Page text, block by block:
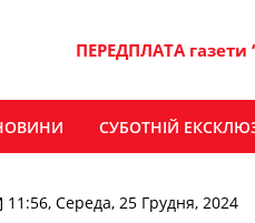
ПЕРЕДПЛАТА газети
СУБОТНІЙ
11:56, Середа, 25 Грудня, 2024